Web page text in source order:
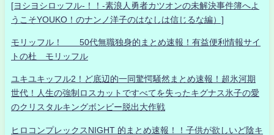
[ヨシヨシロッフル-！！-素浪人勇者カツオンの未解決事件簿へよ
うこそYOUKO！のナンノ洋子のはなしは信じるな編）]
モリッフル！ 50代無職独身的まとめ速報！有益便利情報サイ
トの杜 モリッフル
ユキユキッフル2！ど底辺的一同驚愕騒然まとめ速報！超氷河期
世代！人生の強制ロスカットですべてを失ったキグナス氷子の愛
のクリスタルキングボンビー脱出大作戦
ヒロコンプレックスNIGHT 的まとめ速報！！子供が欲しいど陰キ